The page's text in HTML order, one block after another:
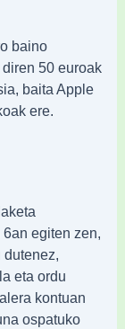
baino
50 euroak
baita Apple
ere.
egiten zen,
dutenez,
eta ordu
kontuan
ospatuko